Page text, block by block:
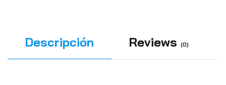
Descripción Reviews (0)